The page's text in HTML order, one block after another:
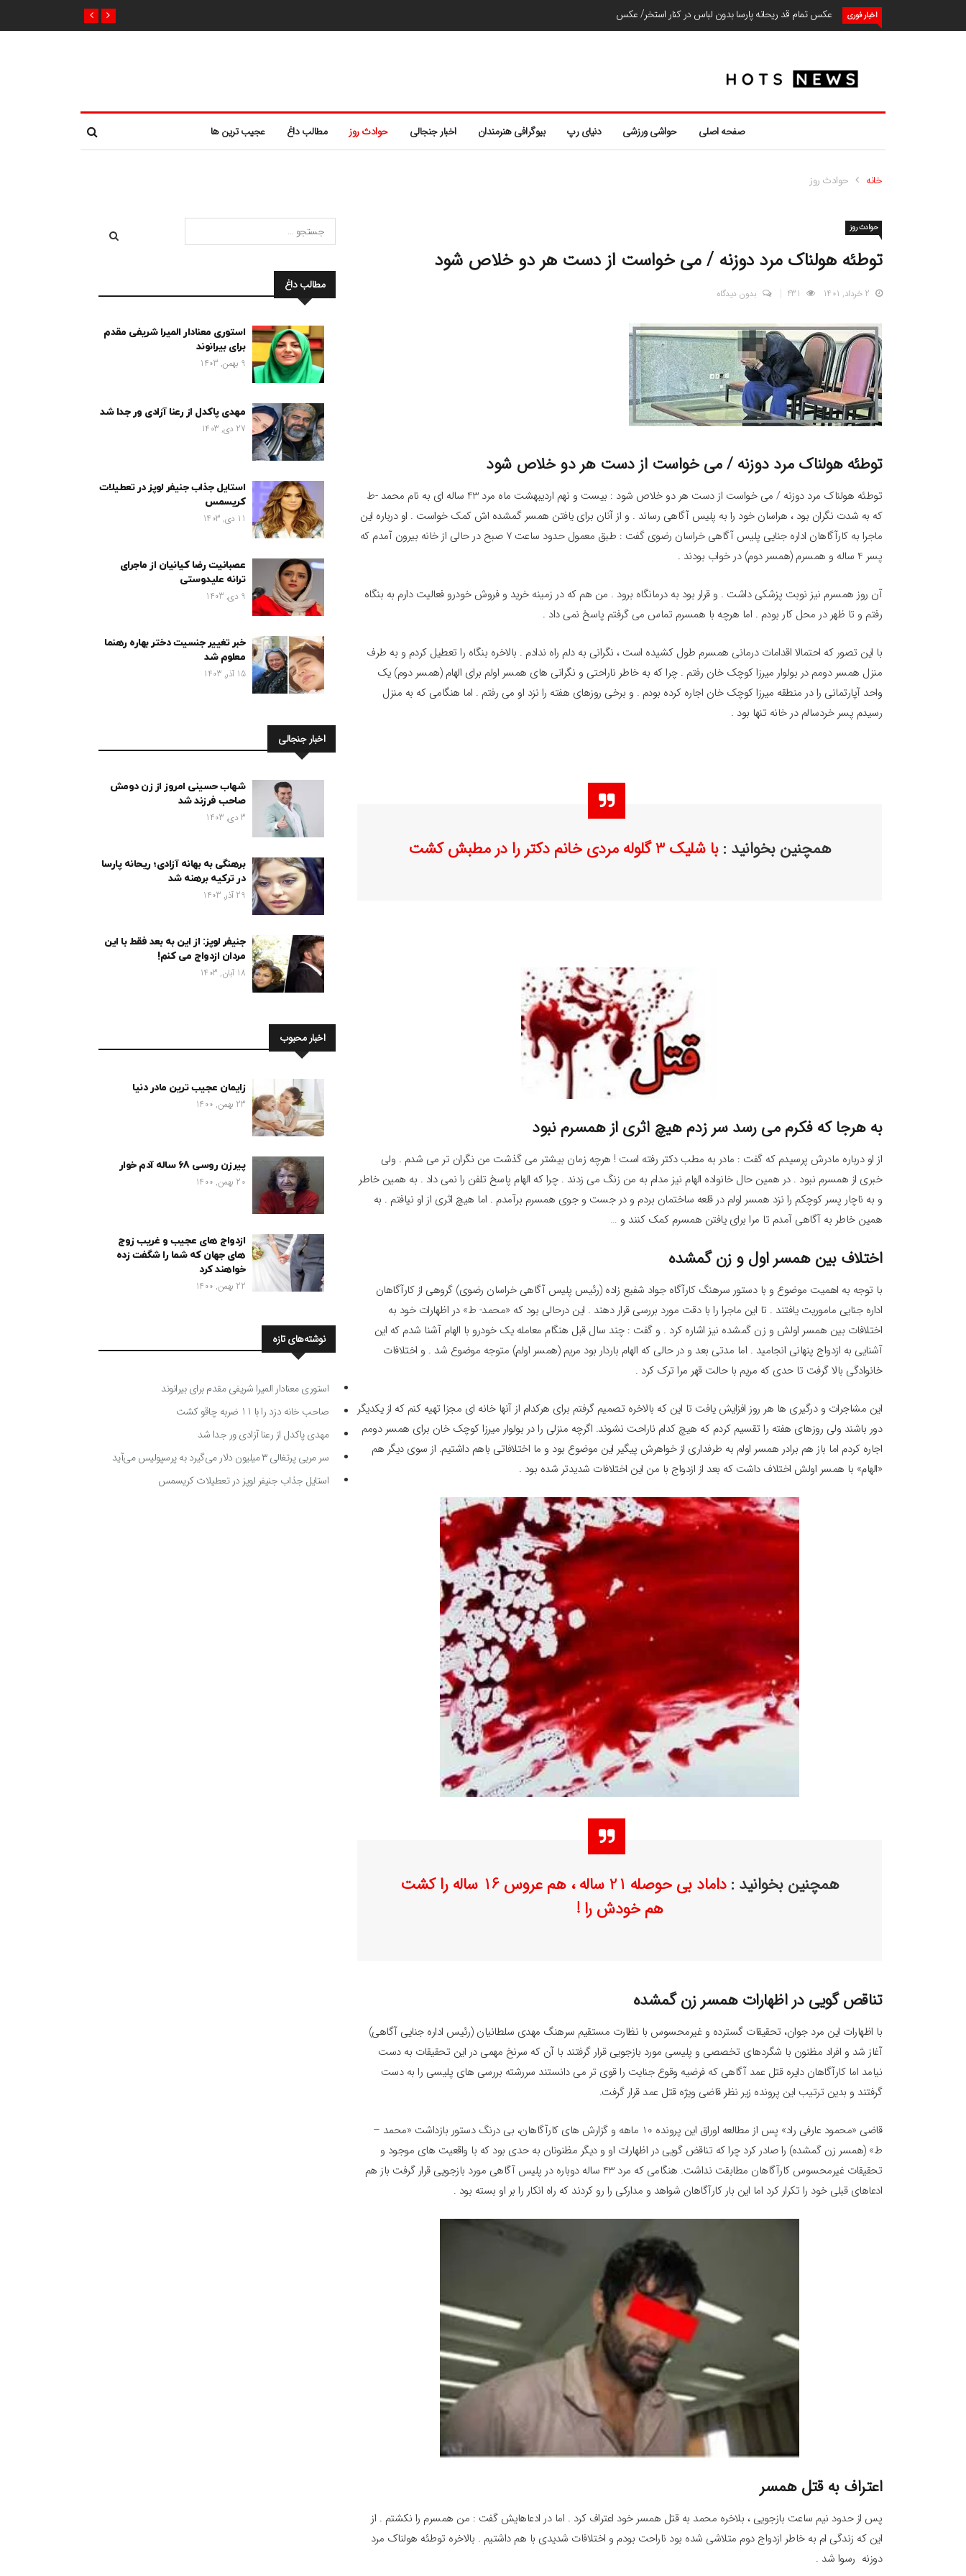
اخبار فوری عکس تمام قد ریحانه پارسا بدون لباس در کنار استخر/ عکس
صفحه اصلی حواشی ورزشی دنیای رپ بیوگرافی هنرمندان اخبار جنجالی حوادث روز مطالب داغ عجیب ترین ها
خانه حوادث روز
حوادث روز
توطئه هولناک مرد دوزنه / می خواست از دست هر دو خلاص شود
2 خرداد, 1401 بدون دیدگاه
توطئه هولناک مرد دوزنه / می خواست از دست هر دو خلاص شود
توطئه هولناک مرد دوزنه / می خواست از دست هر دو خلاص شود : بیست و نهم اردیبهشت ماه مرد 43 ساله ای به نام محمد -ط
که به شدت نگران بود ، هراسان خود را به پلیس آگاهی رساند . و از آنان برای یافتن همسر گمشده اش کمک خواست . او درباره این
ماجرا به کارآگاهان اداره جنایی پلیس آگاهی خراسان رضوی گفت : طبق معمول حدود ساعت 7 صبح در حالی از خانه بیرون آمدم که
پسر 4 ساله و همسرم (همسر دوم) در خواب بودند .
آن روز همسرم نیز نوبت پزشکی داشت . و قرار بود به درمانگاه برود . من هم که در زمینه خرید و فروش خودرو فعالیت دارم به بنگاه
رفتم و تا ظهر در محل کار بودم . اما هرچه با همسرم تماس می گرفتم پاسخ نمی داد .
با این تصور که احتمالا اقدامات درمانی همسرم طول کشیده است ، نگرانی به دلم راه ندادم . بالاخره بنگاه را تعطیل کردم و به طرف
منزل همسر دومم در بولوار میرزا کوچک خان رفتم . چرا که به خاطر ناراحتی و نگرانی های همسر اولم برای الهام (همسر دوم) یک
واحد آپارتمانی را در منطقه میرزا کوچک خان اجاره کرده بودم . و برخی روزهای هفته را نزد او می رفتم . اما هنگامی که به منزل
رسیدم پسر خردسالم در خانه تنها بود .
همچنین بخوانید :با شلیک 3 گلوله مردی خانم دکتر را در مطبش کشت
به هرجا که فکرم می رسد سر زدم هیچ اثری از همسرم نبود
از او درباره مادرش پرسیدم که گفت : مادر به مطب دکتر رفته است ! هرچه زمان بیشتر می گذشت من نگران تر می شدم . ولی
خبری از همسرم نبود . در همین حال خانواده الهام نیز مدام به من زنگ می زدند . چرا که الهام پاسخ تلفن را نمی داد . به همین خاطر
و به ناچار پسر کوچکم را نزد همسر اولم در قلعه ساختمان بردم و در جست و جوی همسرم برآمدم . اما هیچ اثری از او نیافتم . به
همین خاطر به آگاهی آمدم تا مرا برای یافتن همسرم کمک کنند و …
اختلاف بین همسر اول و زن گمشده
با توجه به اهمیت موضوع و با دستور سرهنگ کارآگاه جواد شفیع زاده (رئیس پلیس آگاهی خراسان رضوی) گروهی از کارآگاهان
اداره جنایی ماموریت یافتند . تا این ماجرا را با دقت مورد بررسی قرار دهند . این درحالی بود که «محمد- ط» در اظهارات خود به
اختلافات بین همسر اولش و زن گمشده نیز اشاره کرد . و گفت : چند سال قبل هنگام معامله یک خودرو با الهام آشنا شدم که این
آشنایی به ازدواج پنهانی انجامید . اما مدتی بعد و در حالی که الهام باردار بود مریم (همسر اولم) متوجه موضوع شد . و اختلافات
خانوادگی بالا گرفت تا حدی که مریم با حالت قهر مرا ترک کرد .
این مشاجرات و درگیری ها هر روز افزایش یافت تا این که بالاخره تصمیم گرفتم برای هرکدام از آنها خانه ای مجزا تهیه کنم که از یکدیگر
دور باشند ولی روزهای هفته را تقسیم کردم که هیچ کدام ناراحت نشوند. اگرچه منزلی را در بولوار میرزا کوچک خان برای همسر دومم
اجاره کردم اما باز هم برادر همسر اولم به طرفداری از خواهرش پیگیر این موضوع بود و ما اختلافاتی باهم داشتیم. از سوی دیگر هم
«الهام» با همسر اولش اختلاف داشت که بعد از ازدواج با من این اختلافات شدیدتر شده بود .
همچنین بخوانید :
داماد بی حوصله 21 ساله ، هم عروس 16 ساله را کشت
هم خودش را !
تناقص گویی در اظهارات همسر زن گمشده
با اظهارات این مرد جوان، تحقیقات گسترده و غیرمحسوس با نظارت مستقیم سرهنگ مهدی سلطانیان (رئیس اداره جنایی آگاهی)
آغاز شد و افراد مظنون با شگردهای تخصصی و پلیسی مورد بازجویی قرار گرفتند با آن که سرنخ مهمی در این تحقیقات به دست
نیامد اما کارآگاهان دایره قتل عمد آگاهی که فرضیه وقوع جنایت را قوی تر می دانستند سررشته بررسی های پلیسی را به دست
گرفتند و بدین ترتیب این پرونده زیر نظر قاضی ویژه قتل عمد قرار گرفت.
قاضی «محمود عارفی راد» پس از مطالعه اوراق این پرونده 10 ماهه و گزارش های کارآگاهان، بی درنگ دستور بازداشت «محمد –
ط» (همسر زن گمشده) را صادر کرد چرا که تناقض گویی در اظهارات او و دیگر مظنونان به حدی بود که با واقعیت های موجود و
تحقیقات غیرمحسوس کارآگاهان مطابقت نداشت. هنگامی که مرد 43 ساله دوباره در پلیس آگاهی مورد بازجویی قرار گرفت باز هم
ادعاهای قبلی خود را تکرار کرد اما این بار کارآگاهان شواهد و مدارکی را رو کردند که راه انکار را بر او بسته بود .
اعتراف به قتل همسر
پس از حدود نیم ساعت بازجویی ، بلاخره محمد به قتل همسر خود اعتراف کرد . اما در ادعاهایش گفت : من همسرم را نکشتم . از
این که زندگی ام به خاطر ازدواج دوم متلاشی شده بود ناراحت بودم و اختلافات شدیدی با هم داشتیم . بالاخره توطئه هولناک مرد
دوزنه رسوا شد .
مطالب داغ
استوری معنادار المیرا شریفی مقدم
برای بیرانوند
9 بهمن, 1403
مهدی پاکدل از رعنا آزادی ور جدا شد
27 دی, 1403
استایل جذاب جنیفر لوپز در تعطیلات
کریسمس
11 دی, 1403
عصبانیت رضا کیانیان از ماجرای
ترانه علیدوستی
9 دی, 1403
خبر تغییر جنسیت دختر بهاره رهنما
معلوم شد
15 آذر, 1403
اخبار جنجالی
شهاب حسینی امروز از زن دومش
صاحب فرزند شد
3 دی, 1403
برهنگی به بهانه آزادی؛ ریحانه پارسا
در ترکیه برهنه شد
29 آذر, 1403
جنیفر لوپز: از این به بعد فقط با این
مردان ازدواج می کنم!
18 آبان, 1403
اخبار محبوب
زایمان عجیب ترین مادر دنیا
23 بهمن, 1400
پیرزن روسی 68 ساله آدم خوار
20 بهمن, 1400
ازدواج های عجیب و غریب زوج
های جهان که شما را شگفت زده
خواهند کرد
22 بهمن, 1400
نوشته‌های تازه
استوری معنادار المیرا شریفی مقدم برای بیرانوند
صاحب خانه دزد را با 11 ضربه چاقو کشت
مهدی پاکدل از رعنا آزادی ور جدا شد
سر مربی پرتغالی ۳ میلیون دلار می‌گیرد به پرسپولیس می‌آید
استایل جذاب جنیفر لوپز در تعطیلات کریسمس